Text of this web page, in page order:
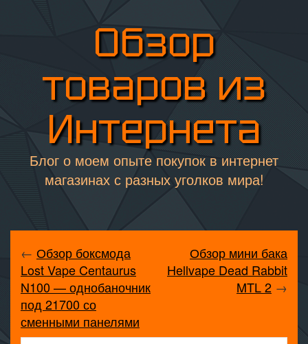
Обзор
товаров из
Интернета
Блог о моем опыте покупок в интернет
магазинах с разных уголков мира!
← Обзор боксмода
Lost Vape Centaurus
N100 — однобаночник
под 21700 со
сменными панелями
Обзор мини бака
Hellvape Dead Rabbit
MTL 2 →